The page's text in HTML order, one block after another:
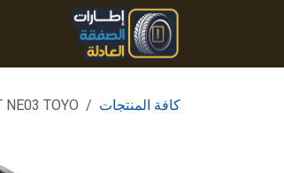
تخطي للذهاب إلى المحتوى
كافة المنتجات TOYO